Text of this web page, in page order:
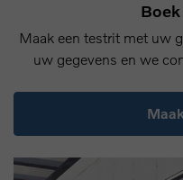
Maak een testrit met uw
uw gegevens en we